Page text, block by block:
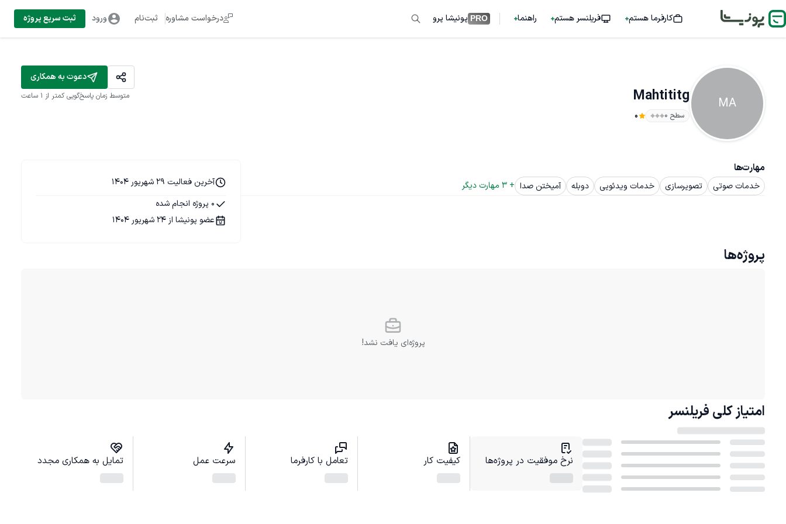
کارفرما هستم فریلنسر هستم راهنما PRO پونیشا پرو درخواست مشاوره ثبت‌نام ورود ثبت سریع پروژه
MA
Mahtititg
سطح ۰ 0
دعوت به همکاری
متوسط زمان پاسخ‌گویی کمتر از 1 ساعت
مهارت‌ها
خدمات صوتی تصویرسازی خدمات ویدئویی دوبله آمیختن صدا +
3 مهارت دیگر
آخرین فعالیت 29 شهریور 1404
0 پروژه انجام شده
عضو پونیشا از 24 شهریور 1404
پروژه‌ها
پروژه‌ای یافت نشد!
امتیاز کلی فریلنسر
نرخ موفقیت در پروژه‌ها کیفیت کار تعامل با کارفرما سرعت عمل تمایل به همکاری مجدد